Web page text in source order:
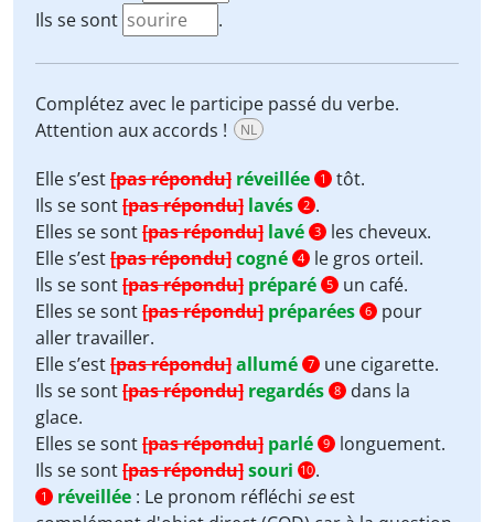
Ils se sont
.
Complétez avec le participe passé du verbe.
Attention aux accords !
NL
Elle s’est[pas répondu] réveillée 1
tôt.
Ils se sont[pas répondu] lavés 2 .
Elles se sont[pas répondu] lavé 3
les cheveux.
Elle s’est[pas répondu]cogné 4
le gros orteil.
Ils se sont[pas répondu] préparé 5
un café.
Elles se sont[pas répondu] préparées 6
pour
aller travailler.
Elle s’est[pas répondu]allumé 7
une cigarette.
Ils se sont[pas répondu] regardés 8
dans la
glace.
Elles se sont[pas répondu] parlé 9
longuement.
Ils se sont[pas répondu]souri 10 .
1 réveillée : Le pronom réfléchi seest